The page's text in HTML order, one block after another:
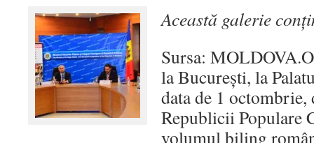
Această galerie
Sursa:
la Bucureşti, la
data de 1
Republicii Populare
volumul biling